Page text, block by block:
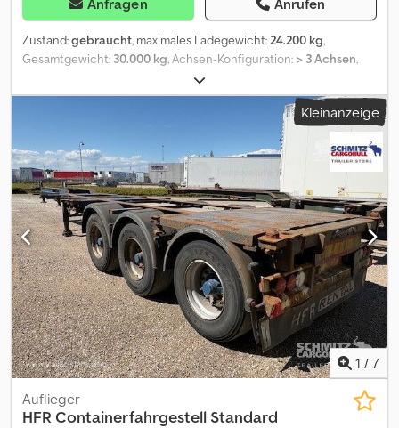
Anfragen Anrufen
Zustand:gebraucht, maximales Ladegewicht:24.200 kg,
Gesamtgewicht: 30.000 kg, Achsen-Konfiguration: > 3 Achsen,
, Ausstattung:
N Uuyo Akwock Modell: 30 t, 4 Achsen Holztransport Baujahr: 2011
Zustand: Gut Seriennummer: UH9PX301125HF1141 Ref.-Nr.: 7949
Erstzulassung: 25.11.2011 Zuletzt gesehen: 10.12.2024
Scheibenbremse: ? ABS: ? Hinterachsen: BPW Federung:
Luftfederung Reifengröße: 265 / 70R19,5 Restprofil (%): 100 - 100 -
80 - 100 % Gesamtgewicht: 30.000 kg Eigengewicht: 5.800 kg
Nutzlast: 24.200 kg Innenlänge: 7.400 mm
Kleinanzeige
1 / 7
Auflieger
HFR Containerfahrgestell Standard